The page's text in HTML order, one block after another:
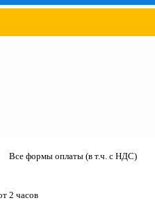
Все формы оплаты (в т.ч. с НДС)
2 часов